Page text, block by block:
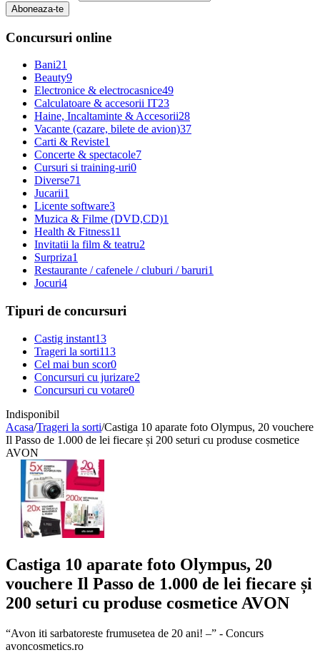
Aboneaza-te
Concursuri online
Bani21
Beauty9
Electronice & electrocasnice49
Calculatoare & accesorii IT23
Haine, Incaltaminte & Accesorii28
Vacante (cazare, bilete de avion)37
Carti & Reviste1
Concerte & spectacole7
Cursuri si training-uri0
Diverse71
Jucarii1
Licente software3
Muzica & Filme (DVD,CD)1
Health & Fitness11
Invitatii la film & teatru2
Surpriza1
Restaurante / cafenele / cluburi / baruri1
Jocuri4
Tipuri de concursuri
Castig instant13
Trageri la sorti113
Cel mai bun scor0
Concursuri cu jurizare2
Concursuri cu votare0
Indisponibil
Acasa/Trageri la sorti/Castiga 10 aparate foto Olympus, 20 vouchere
Il Passo de 1.000 de lei fiecare și 200 seturi cu produse cosmetice
AVON
Castiga 10 aparate foto Olympus, 20
vouchere Il Passo de 1.000 de lei fiecare și
200 seturi cu produse cosmetice AVON
“Avon iti sarbatoreste frumusetea de 20 ani! –” - Concurs
avoncosmetics.ro